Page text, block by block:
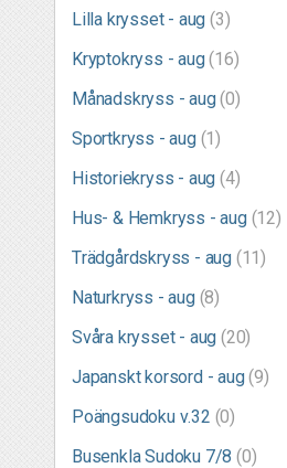
Lilla krysset - aug(3)
Kryptokryss - aug(16)
Månadskryss - aug(0)
Sportkryss - aug (1)
Historiekryss - aug(4)
Hus- & Hemkryss - aug (12)
Trädgårdskryss - aug (11)
Naturkryss - aug (8)
Svåra krysset - aug(20)
Japanskt korsord - aug(9)
Poängsudoku v.32 (0)
Busenkla Sudoku 7/8(0)